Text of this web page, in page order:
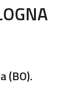
(BO).